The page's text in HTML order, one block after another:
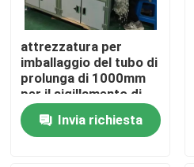
Visita alla fabbrica
Controllo della qualità
attrezzatura per
imballaggio del tubo di
prolunga di 1000mm
per il sigillamento di
bobina della
metropolitana
Invia richiesta